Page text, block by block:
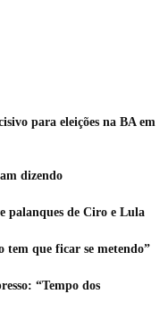
para eleições na BA em
dizendo
palanques de Ciro e Lula
que ficar se metendo”
“Tempo dos